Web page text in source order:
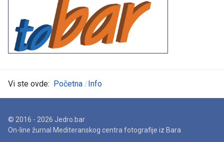
Vi ste ovde: Početna Info
© 2016 - 2026 Jedro.bar
On-line žurnal Mediteranskog centra fotografije iz Bara